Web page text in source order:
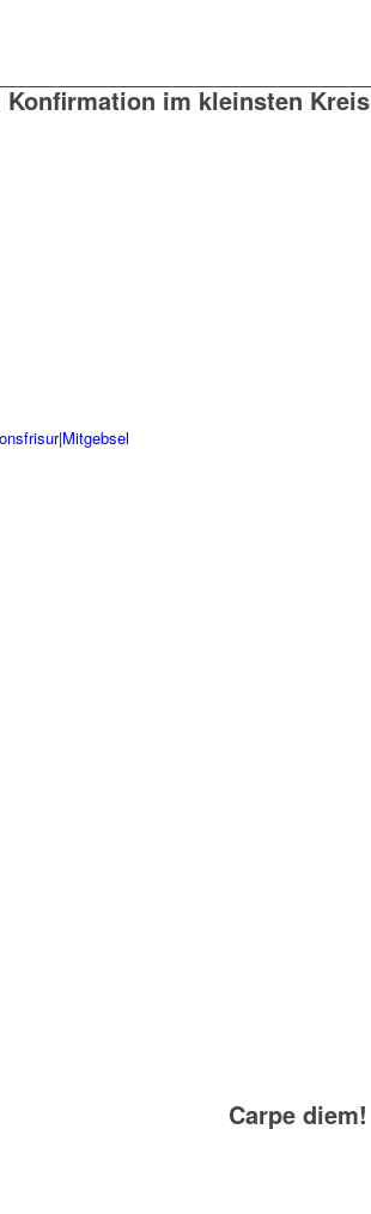
Konfirmation im kleinsten Kreis
Carpe diem!